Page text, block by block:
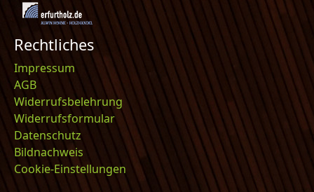
Rechtliches
Impressum
AGB
Widerrufsbelehrung
Widerrufsformular
Datenschutz
Bildnachweis
Cookie-Einstellungen